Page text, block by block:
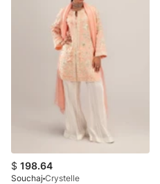
$ 198.64
Souchaj Crystelle